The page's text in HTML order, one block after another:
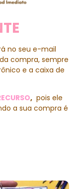
no seu e-mail
compra, sempre
e a caixa de
,pois ele
a sua compra é